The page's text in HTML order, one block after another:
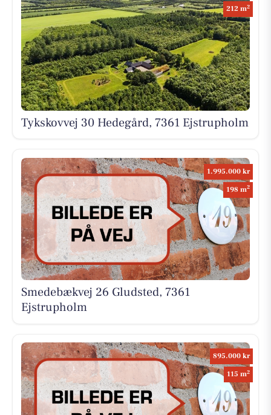
212 m2
Tykskovvej 30 Hedegård, 7361 Ejstrupholm
1.995.000 kr
198 m2
Smedebækvej 26 Gludsted, 7361
Ejstrupholm
895.000 kr
115 m2